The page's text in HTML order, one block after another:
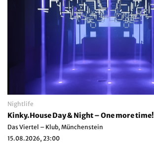
Nightlife
Kinky.House Day & Night – One more time!
Das Viertel – Klub, Münchenstein
15.08.2026, 23:00